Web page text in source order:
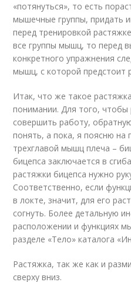
«потянуться», то есть
мышечные группы, придать
перед тренировкой
все группы мышц, то перед
конкретного упражнения
мышц, с которой предстоит
Итак, что же такое
понимании. Для того,
совершить работу,
понять, а пока, я поясню на
трехглавой мышц плеча –
бицепса заключается в
растяжки бицепса нужно
Соответственно, если
в локте, значит, для его
согнуть. Более детальную
расположении и функциях
разделе «Тело» каталога
Растяжка, так же как и
сверху вниз.